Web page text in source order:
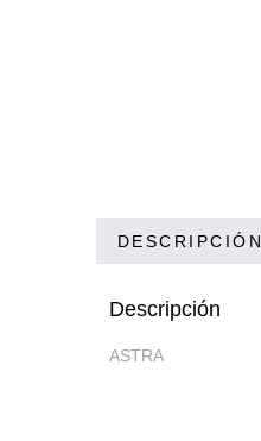
DESCRIPCIÓN
Descripción
ASTRA